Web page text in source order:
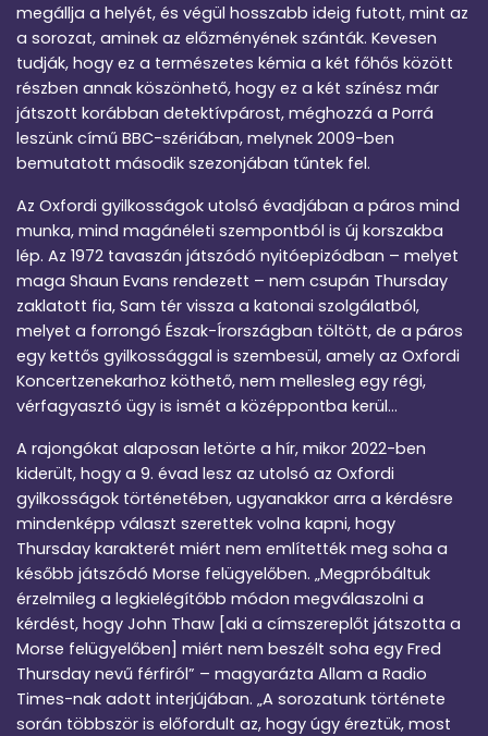
megállja a helyét, és végül hosszabb ideig futott, mint az
a sorozat, aminek az előzményének szánták. Kevesen
tudják, hogy ez a természetes kémia a két főhős között
részben annak köszönhető, hogy ez a két színész már
játszott korábban detektívpárost, méghozzá a Porrá
leszünk című BBC-szériában, melynek 2009-ben
bemutatott második szezonjában tűntek fel.
Az Oxfordi gyilkosságok utolsó évadjában a páros mind
munka, mind magánéleti szempontból is új korszakba
lép. Az 1972 tavaszán játszódó nyitóepizódban – melyet
maga Shaun Evans rendezett – nem csupán Thursday
zaklatott fia, Sam tér vissza a katonai szolgálatból,
melyet a forrongó Észak-Írországban töltött, de a páros
egy kettős gyilkossággal is szembesül, amely az Oxfordi
Koncertzenekarhoz köthető, nem mellesleg egy régi,
vérfagyasztó ügy is ismét a középpontba kerül…
A rajongókat alaposan letörte a hír, mikor 2022-ben
kiderült, hogy a 9. évad lesz az utolsó az Oxfordi
gyilkosságok történetében, ugyanakkor arra a kérdésre
mindenképp választ szerettek volna kapni, hogy
Thursday karakterét miért nem említették meg soha a
később játszódó Morse felügyelőben. „Megpróbáltuk
érzelmileg a legkielégítőbb módon megválaszolni a
kérdést, hogy John Thaw [aki a címszereplőt játszotta a
Morse felügyelőben] miért nem beszélt soha egy Fred
Thursday nevű férfiról” – magyarázta Allam a Radio
Times-nak adott interjújában. „A sorozatunk története
során többször is előfordult az, hogy úgy éreztük, most